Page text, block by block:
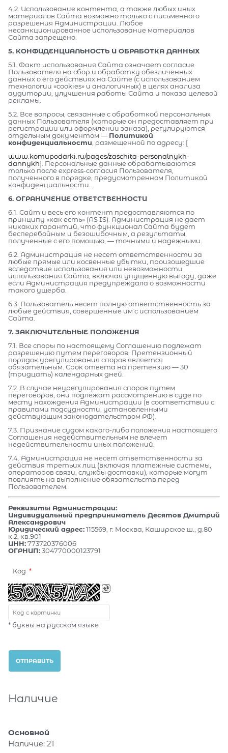
4.2. Использование контента, а также любых иных
материалов Сайта возможно только с письменного
разрешения Администрации. Любое
несанкционированное использование материалов
Сайта запрещено.
5. КОНФИДЕНЦИАЛЬНОСТЬ И ОБРАБОТКА ДАННЫХ
5.1. Факт использования Сайта означает согласие
Пользователя на сбор и обработку обезличенных
данных о его действиях на Сайте (с использованием
технологии «cookies» и аналогичных) в целях анализа
аудитории, улучшения работы Сайта и показа целевой
рекламы.
5.2. Все вопросы, связанные с обработкой персональных
данных Пользователя (которые он предоставляет при
регистрации или оформлении заказа), регулируются
отдельным документом — Политикой
конфиденциальности, размещенной по адресу: [
www.komupodarki.ru/pages/zaschita-personalnykh-
dannykh]. Персональные данные обрабатываются
только после express-согласия Пользователя,
полученного в порядке, предусмотренном Политикой
конфиденциальности.
6. ОГРАНИЧЕНИЕ ОТВЕТСТВЕННОСТИ
6.1. Сайт и весь его контент предоставляются по
принципу «как есть» (AS IS). Администрация не дает
никаких гарантий, что функционал Сайта будет
бесперебойным и безошибочным, а результаты,
полученные с его помощью, — точными и надежными.
6.2. Администрация не несет ответственности за
любые прямые или косвенные убытки, произошедшие
вследствие использования или невозможности
использования Сайта, включая упущенную выгоду, даже
если Администрация предупреждала о возможности
такого ущерба.
6.3. Пользователь несет полную ответственность за
любые действия, совершенные им с использованием
Сайта.
7. ЗАКЛЮЧИТЕЛЬНЫЕ ПОЛОЖЕНИЯ
7.1. Все споры по настоящему Соглашению подлежат
разрешению путем переговоров. Претензионный
порядок урегулирования споров является
обязательным. Срок ответа на претензию — 30
(тридцать) календарных дней.
7.2. В случае неурегулирования споров путем
переговоров, они подлежат рассмотрению в суде по
месту нахождения Администрации (в соответствии с
правилами подсудности, установленными
действующим законодательством РФ).
7.3. Признание судом какого-либо положения настоящего
Соглашения недействительным не влечет
недействительности иных положений.
7.4. Администрация не несет ответственности за
действия третьих лиц (включая платежные системы,
операторов связи, службы доставки), которые могут
повлиять на выполнение обязательств перед
Пользователем.
Реквизиты Администрации:
Индивидуальный предприниматель Десятов Дмитрий
Александрович
Юридический адрес:115569, г. Москва, Каширское ш., д.80
к.2, кв.901
ИНН:773720376006
ОГРНИП:304770000123791
Код
* буквы на русском языке
Наличие
Основной
Наличие: 21